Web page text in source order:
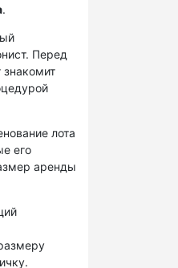
.
Перед
знакомит
лота
его
аренды